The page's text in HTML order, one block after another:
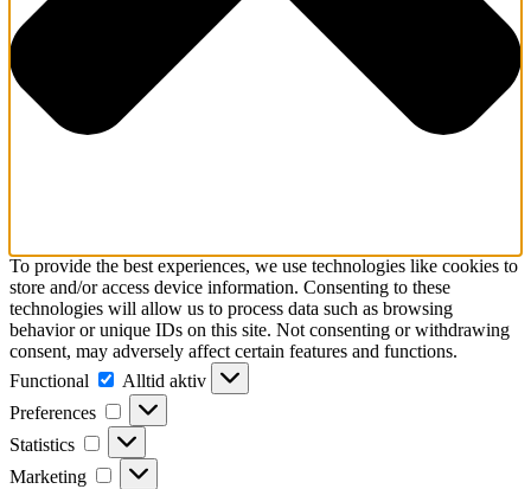
To provide the best experiences, we use technologies like cookies to
store and/or access device information. Consenting to these
technologies will allow us to process data such as browsing
behavior or unique IDs on this site. Not consenting or withdrawing
consent, may adversely affect certain features and functions.
Functional
Functional
Alltid aktiv
Preferences
Preferences
Statistics Statistics
Marketing Marketing